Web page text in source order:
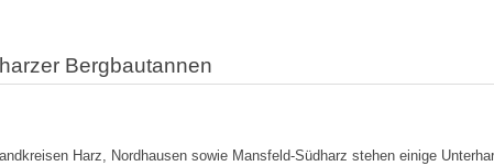
Bergbautannen
Harz, Nordhausen sowie Mansfeld-Südharz stehen einige